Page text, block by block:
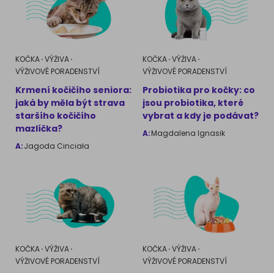
KOČKA VÝŽIVA
VÝŽIVOVÉ PORADENSTVÍ
Krmení kočičího seniora:
jaká by měla být strava
staršího kočičího
mazlíčka?
A:Jagoda Cinciała
KOČKA VÝŽIVA
VÝŽIVOVÉ PORADENSTVÍ
Probiotika pro kočky: co
jsou probiotika, které
vybrat a kdy je podávat?
A:Magdalena Ignasik
KOČKA VÝŽIVA
VÝŽIVOVÉ PORADENSTVÍ
KOČKA VÝŽIVA
VÝŽIVOVÉ PORADENSTVÍ